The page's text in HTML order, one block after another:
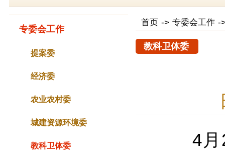
专委会工作
提案委
经济委
农业农村委
城建资源环境委
教科卫体委
首页 -> 专委会工作 -
教科卫体委
4月27